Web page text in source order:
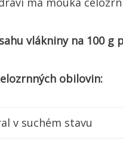
vlákniny na 100 g
obilovin:
v suchém stavu